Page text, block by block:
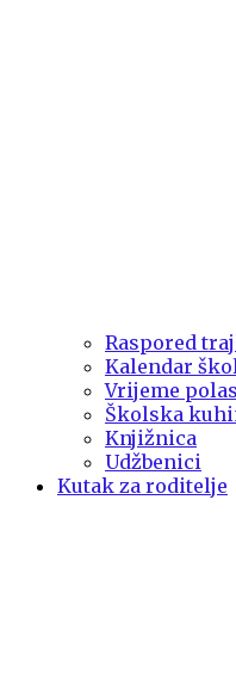
Raspored
Kalendar
Vrijeme
Školska
Knjižnica
Udžbenici
Kutak za roditelje